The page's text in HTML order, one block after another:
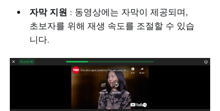
자막 지원 : 동영상에는 자막이 제공되며,
초보자를 위해 재생 속도를 조절할 수 있습
니다.